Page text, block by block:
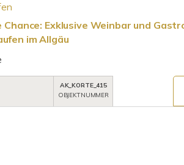
Chance: Exklusive Weinbar und
im Allgäu
AK_KORTE_415
OBJEKTNUMMER